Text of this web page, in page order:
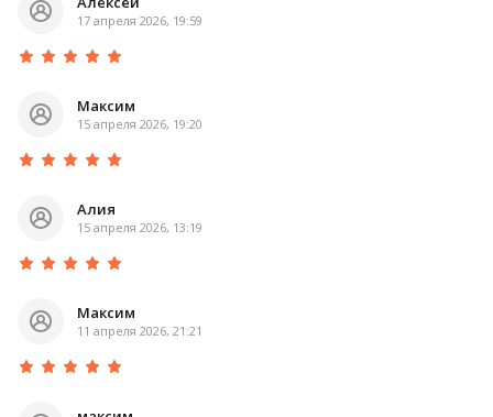
17 апреля 2026, 19:59
Максим
15 апреля 2026, 19:20
Алия
15 апреля 2026, 13:19
Максим
11 апреля 2026, 21:21